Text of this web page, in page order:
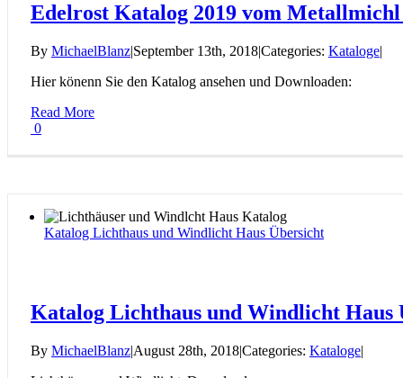
Edelrost Katalog 2019 vom
By MichaelBlanz|September 13th, 2018|Categories: Kataloge|
Hier könenn Sie den Katalog ansehen und Downloaden:
Read More
0
Katalog Lichthaus und Windlicht Haus Übersicht
Katalog Lichthaus und Windlicht Haus
By MichaelBlanz|August 28th, 2018|Categories: Kataloge|